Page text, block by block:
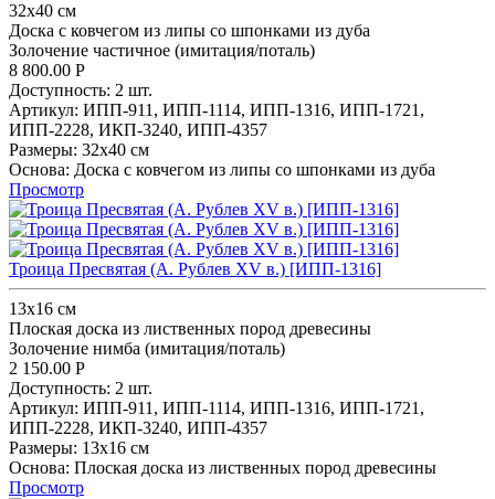
32х40 см
Доска с ковчегом из липы со шпонками из дуба
Золочение частичное (имитация/поталь)
8 800.00 Р
Доступность: 2 шт.
Артикул: ИПП-911, ИПП-1114, ИПП-1316, ИПП-1721,
ИПП-2228, ИКП-3240, ИПП-4357
Размеры: 32х40 см
Основа: Доска с ковчегом из липы со шпонками из дуба
Просмотр
Троица Пресвятая (А. Рублев XV в.) [ИПП-1316]
13x16 см
Плоская доска из лиственных пород древесины
Золочение нимба (имитация/поталь)
2 150.00 Р
Доступность: 2 шт.
Артикул: ИПП-911, ИПП-1114, ИПП-1316, ИПП-1721,
ИПП-2228, ИКП-3240, ИПП-4357
Размеры: 13x16 см
Основа: Плоская доска из лиственных пород древесины
Просмотр